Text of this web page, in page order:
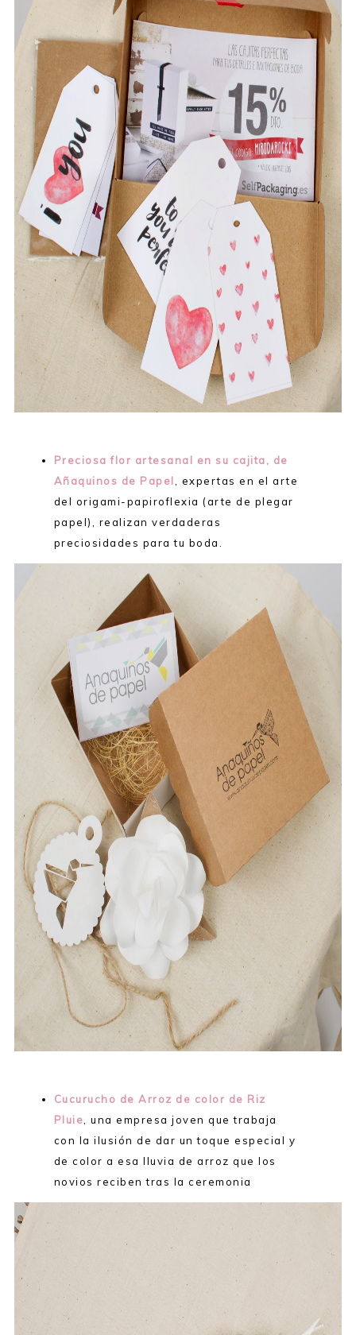
Preciosa flor artesanal en su cajita, de
Añaquinos de Papel, expertas en el arte
del origami-papiroflexia (arte de plegar
papel), realizan verdaderas
preciosidades para tu boda.
Cucurucho de Arroz de color de Riz
Pluie, una empresa joven que trabaja
con la ilusión de dar un toque especial y
de color a esa lluvia de arroz que los
novios reciben tras la ceremonia